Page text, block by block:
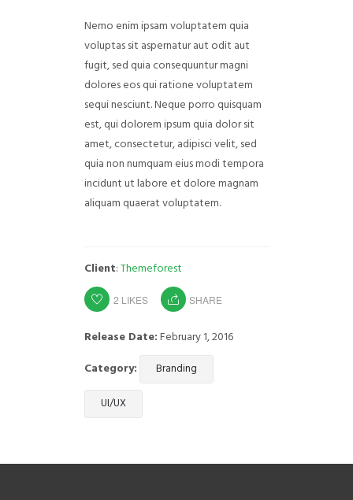
Nemo enim ipsam voluptatem quia
voluptas sit aspernatur aut odit aut
fugit, sed quia consequuntur magni
dolores eos qui ratione voluptatem
sequi nesciunt. Neque porro quisquam
est, qui dolorem ipsum quia dolor sit
amet, consectetur, adipisci velit, sed
quia non numquam eius modi tempora
incidunt ut labore et dolore magnam
aliquam quaerat voluptatem.
Client:Themeforest
2 LIKES SHARE
Release Date:February 1, 2016
Category:
Branding
UI/UX